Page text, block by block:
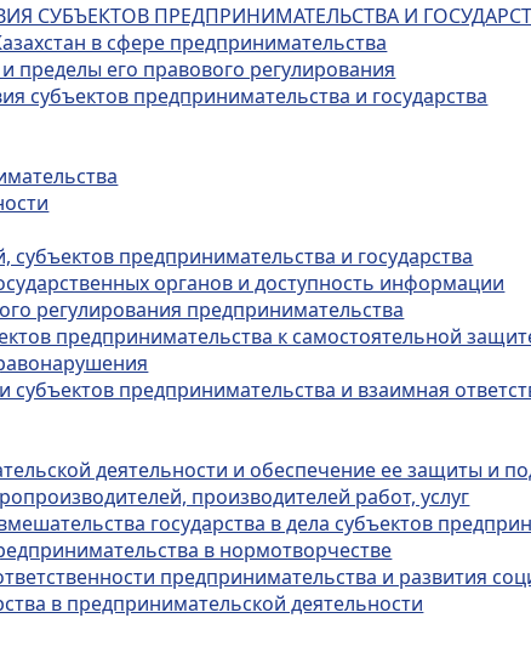
СУБЪЕКТОВ ПРЕДПРИНИМАТЕЛЬСТВА И
в сфере предпринимательства
пределы его правового регулирования
субъектов предпринимательства и государства
субъектов предпринимательства и государства
органов и доступность информации
регулирования предпринимательства
предпринимательства к самостоятельной
предпринимательства и взаимная
деятельности и обеспечение ее защиты и
производителей работ, услуг
государства в дела субъектов
в нормотворчестве
предпринимательства и развития
в предпринимательской деятельности